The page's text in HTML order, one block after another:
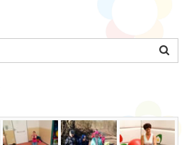
Hledat